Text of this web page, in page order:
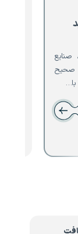
صحیح